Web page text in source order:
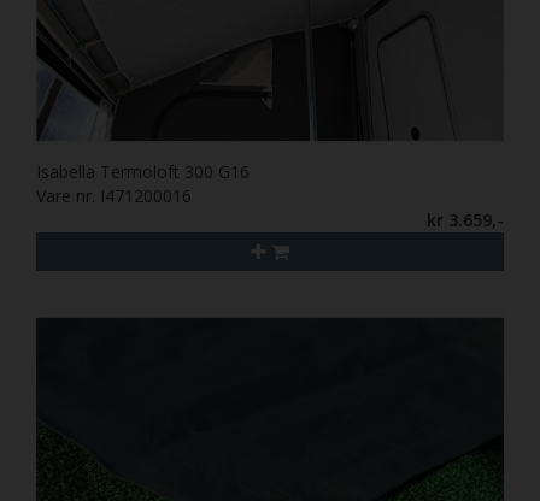
Isabella Termoloft 300 G16
Vare nr. I471200016
kr 3.659,-